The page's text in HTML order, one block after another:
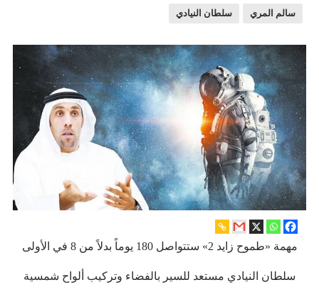
سالم المري سلطان النيادي
مهمة «طموح زايد 2» ستتواصل 180 يوماً بدلاً من 8 في الأولى
سلطان النيادي مستعد للسير بالفضاء وتركيب ألواح شمسية